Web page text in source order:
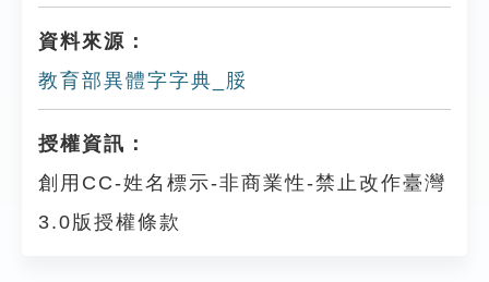
資料來源：
教育部異體字字典_脮
授權資訊：
創用CC-姓名標示-非商業性-禁止改作臺灣
3.0版授權條款